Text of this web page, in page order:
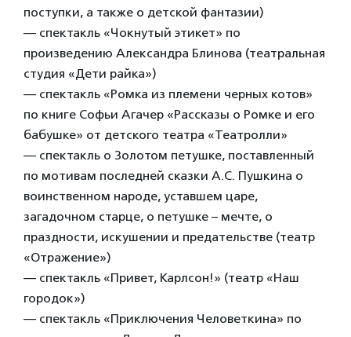
поступки, а также о детской фантазии)
— спектакль «Чокнутый этикет» по
произведению Александра Блинова (театральная
студия «Дети райка»)
— спектакль «Ромка из племени черных котов»
по книге Софьи Агачер «Рассказы о Ромке и его
бабушке» от детского театра «Театролли»
— спектакль о Золотом петушке, поставленный
по мотивам последней сказки А.С. Пушкина о
воинственном народе, уставшем царе,
загадочном старце, о петушке – мечте, о
праздности, искушении и предательстве (театр
«Отражение»)
— спектакль «Привет, Карлсон!» (театр «Наш
городок»)
— спектакль «Приключения Человеткина» по